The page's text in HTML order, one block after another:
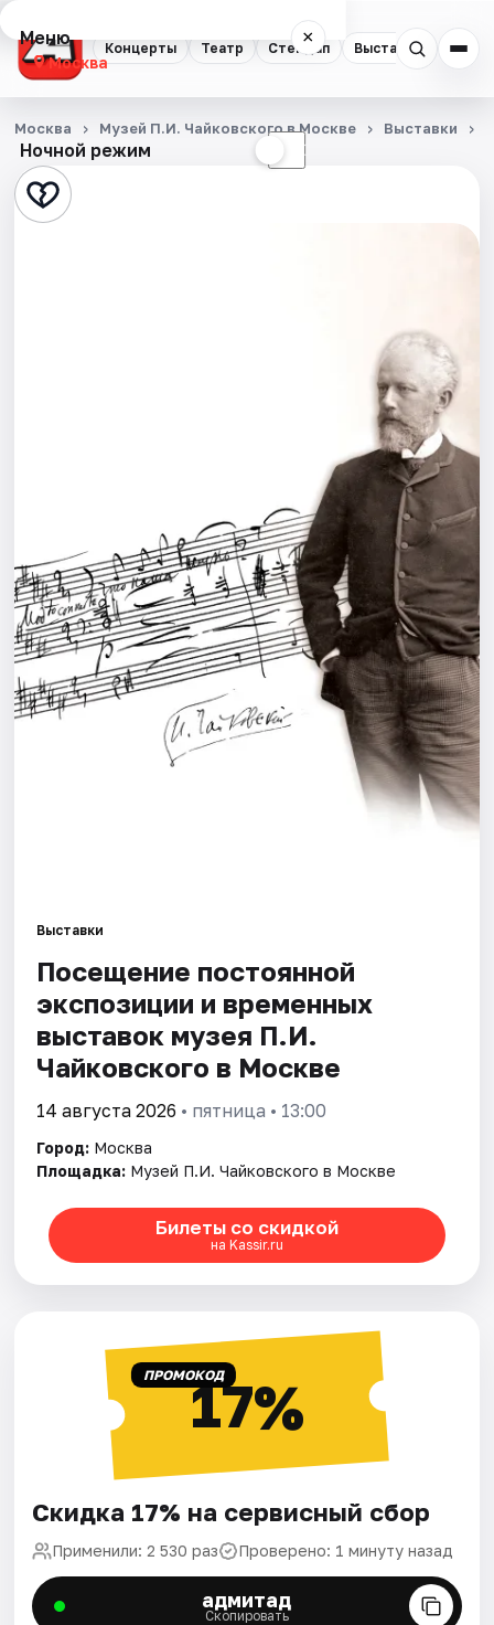
Концерты Театр Стендап Выставки
Меню ×
Москва
Концерты
Театр
Стендап
Города
Площадки
Артисты
Рейтинги
Ночной режим ☾
Москва Музей П.И. Чайковского в Москве Выставки
Выставки
Посещение постоянной
экспозиции и временных
выставок музея П.И.
Чайковского в Москве
14 августа 2026 • пятница • 13:00
Город: Москва
Площадка: Музей П.И. Чайковского в Москве
Билеты со скидкой
на Kassir.ru
ПРОМОКОД17%
Скидка 17% на сервисный сбор
Применили: 2 530 раз Проверено: 1 минуту назад
адмитад
Скопировать